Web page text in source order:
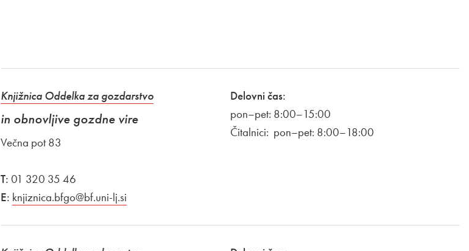
Knjižnica Oddelka za gozdarstvo
in obnovljive gozdne vire
Večna pot 83
T: 01 320 35 46
E: knjiznica.bfgo@bf.uni-lj.si
Delovni čas:
pon–pet: 8:00–15:00
Čitalnici: pon–pet: 8:00–18:00